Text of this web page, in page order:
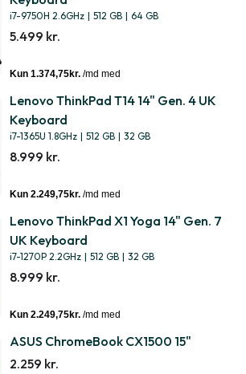
i7-9750H 2.6GHz | 512 GB | 64 GB
5.499 kr.
Lenovo ThinkPad T14 14" Gen. 4 UK
Keyboard
i7-1365U 1.8GHz | 512 GB | 32 GB
8.999 kr.
Lenovo ThinkPad X1 Yoga 14" Gen. 7
UK Keyboard
i7-1270P 2.2GHz | 512 GB | 32 GB
8.999 kr.
ASUS ChromeBook CX1500 15"
2.259 kr.